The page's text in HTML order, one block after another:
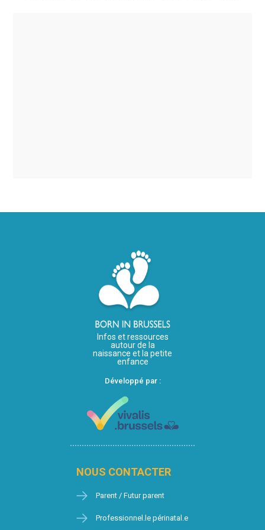
Infos et ressources
autour de la
naissance et la petite
enfance
Développé par :
NOUS CONTACTER
Parent / Futur parent
Professionnel.le périnatal.e